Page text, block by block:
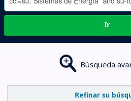
Ir
Búsqueda
Refinar su